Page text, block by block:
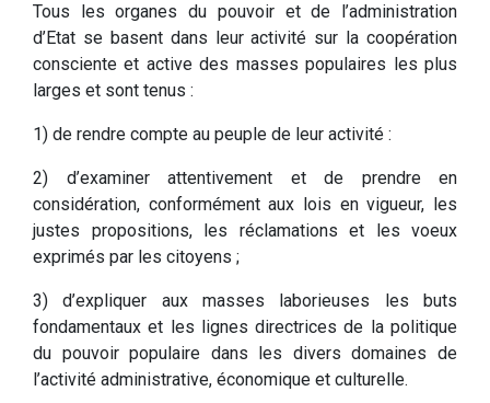
Tous les organes du pouvoir et de l’administration
d’Etat se basent dans leur activité sur la coopération
consciente et active des masses populaires les plus
larges et sont tenus :
1) de rendre compte au peuple de leur activité :
2) d’examiner attentivement et de prendre en
considération, conformément aux lois en vigueur, les
justes propositions, les réclamations et les voeux
exprimés par les citoyens ;
3) d’expliquer aux masses laborieuses les buts
fondamentaux et les lignes directrices de la politique
du pouvoir populaire dans les divers domaines de
l’activité administrative, économique et culturelle.